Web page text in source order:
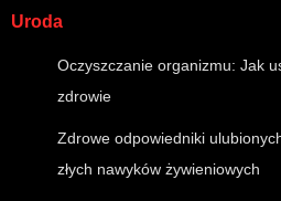
Uroda
Oczyszczanie organizmu: Jak
zdrowie
Zdrowe odpowiedniki
złych nawyków żywieniowych